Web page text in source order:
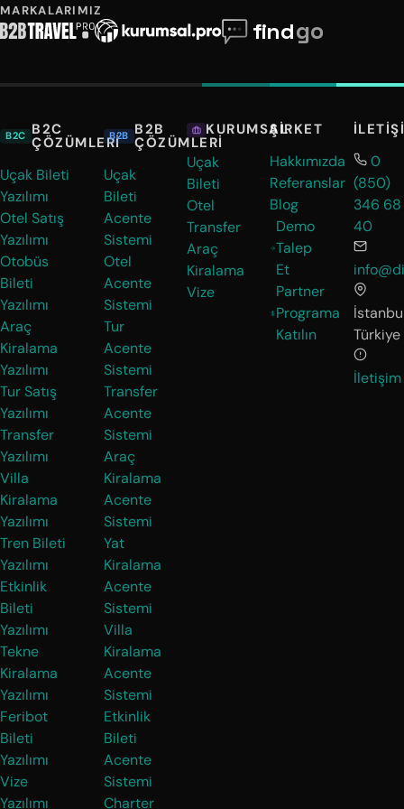
MARKALARIMIZ
B2C B2C
ÇÖZÜMLERI
Uçak Bileti
Yazılımı
Otel Satış
Yazılımı
Otobüs
Bileti
Yazılımı
Araç
Kiralama
Yazılımı
Tur Satış
Yazılımı
Transfer
Yazılımı
Villa
Kiralama
Yazılımı
Tren Bileti
Yazılımı
Etkinlik
Bileti
Yazılımı
Tekne
Kiralama
Yazılımı
Feribot
Bileti
Yazılımı
Vize
Yazılımı
B2B B2B
ÇÖZÜMLERI
Uçak
Bileti
Acente
Sistemi
Otel
Acente
Sistemi
Tur
Acente
Sistemi
Transfer
Acente
Sistemi
Araç
Kiralama
Acente
Sistemi
Yat
Kiralama
Acente
Sistemi
Villa
Kiralama
Acente
Sistemi
Etkinlik
Bileti
Acente
Sistemi
Charter
KURUMSAL
Uçak
Bileti
Otel
Transfer
Araç
Kiralama
Vize
ŞIRKET
Hakkımızda
Referanslar
Blog
Demo
Talep
Et
Partner
Programa
Katılın
0
(850)
346 68
40
Türkiye
İletişim